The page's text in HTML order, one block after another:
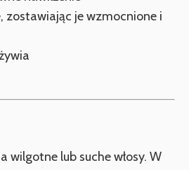
zostawiając je wzmocnione i
wilgotne lub suche włosy. W